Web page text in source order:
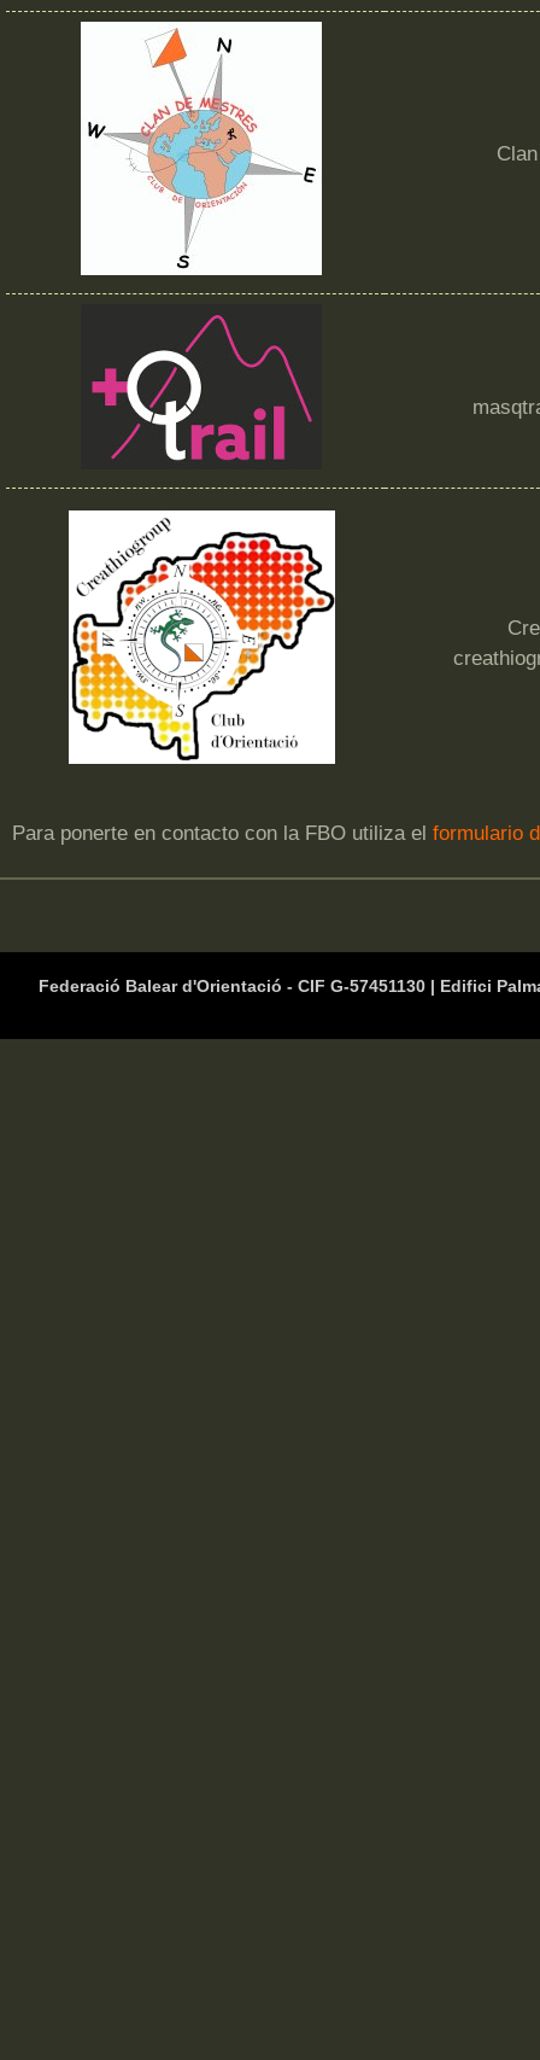
Para ponerte en contacto con la FBO utiliza el formulario
Federació Balear d'Orientació - CIF G-57451130 | Edifici